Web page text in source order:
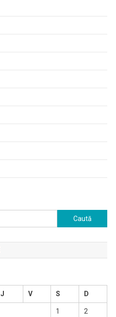
Caută
după:
J V S D
1 2